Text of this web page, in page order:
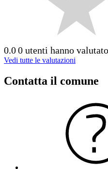
0.00 utenti hanno
Vedi tutte le valutazioni
Contatta il comune